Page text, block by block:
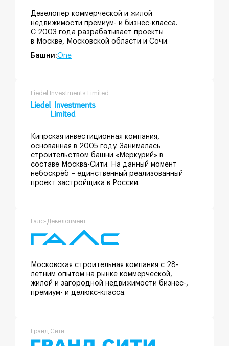
Девелопер коммерческой и жилой
недвижимости премиум- и бизнес-класса.
С 2003 года разрабатывает проекты
в Москве, Московской области и Сочи.
Башни:One
Liedel Investments Limited
Кипрская инвестиционная компания,
основанная в 2005 году. Занималась
строительством башни «Меркурий» в
составе Москва-Сити. На данный момент
небоскрёб – единственный реализованный
проект застройщика в России.
Галс-Девелопмент
Московская строительная компания с 28-
летним опытом на рынке коммерческой,
жилой и загородной недвижимости бизнес-,
премиум- и делюкс-класса.
Гранд Сити